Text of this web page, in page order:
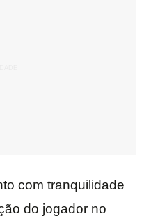
com tranquilidade
do jogador no